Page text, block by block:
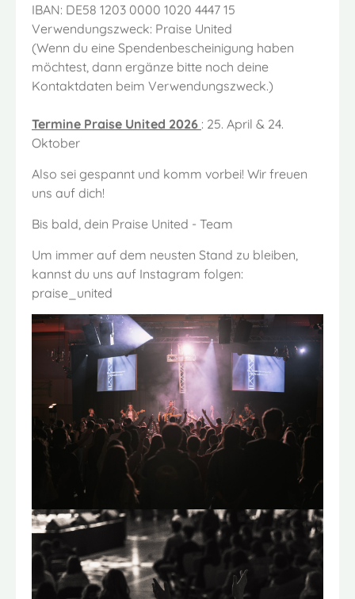
IBAN: DE58 1203 0000 1020 4447 15
Verwendungszweck: Praise United
(Wenn du eine Spendenbescheinigung haben
möchtest, dann ergänze bitte noch deine
Kontaktdaten beim Verwendungszweck.)
Termine Praise United 2026 : 25. April & 24.
Oktober
Also sei gespannt und komm vorbei! Wir freuen
uns auf dich!
Bis bald, dein Praise United - Team
Um immer auf dem neusten Stand zu bleiben,
kannst du uns auf Instagram folgen:
praise_united